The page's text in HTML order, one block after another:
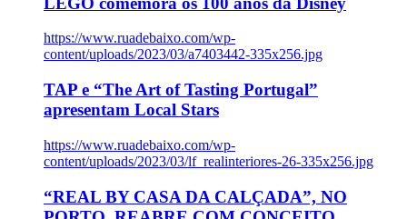
https://www.ruadebaixo.com/wp-
content/uploads/2023/03/a7403442-335x256.jpg
TAP e “The Art of Tasting Portugal”
apresentam Local Stars
https://www.ruadebaixo.com/wp-
content/uploads/2023/03/lf_realinteriores-26-335x256.jpg
“REAL BY CASA DA CALÇADA”, NO